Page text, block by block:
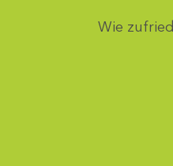
Wie